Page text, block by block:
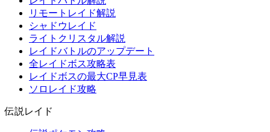
リモートレイド解説
シャドウレイド
ライトクリスタル解説
レイドバトルのアップデート
全レイドボス攻略表
レイドボスの最大CP早見表
ソロレイド攻略
伝説レイド